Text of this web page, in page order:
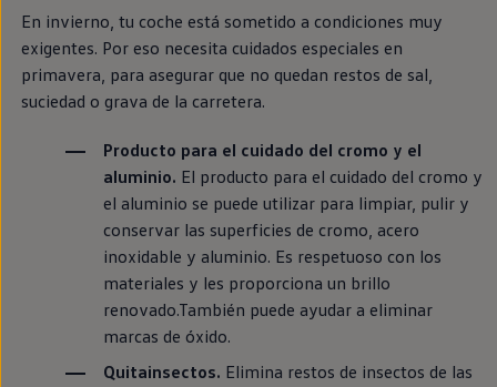
Touareg
Touran
t-roc-1
Asistencia en carretera
En invierno, tu coche está sometido a condiciones muy
exigentes. Por eso necesita cuidados especiales en
primavera, para asegurar que no quedan restos de sal,
suciedad o grava de la carretera.
Producto para el cuidado del cromo y el
aluminio. El producto para el cuidado del cromo y
el aluminio se puede utilizar para limpiar, pulir y
conservar las superficies de cromo, acero
inoxidable y aluminio. Es respetuoso con los
materiales y les proporciona un brillo
renovado.También puede ayudar a eliminar
marcas de óxido.
Quitainsectos. Elimina restos de insectos de las